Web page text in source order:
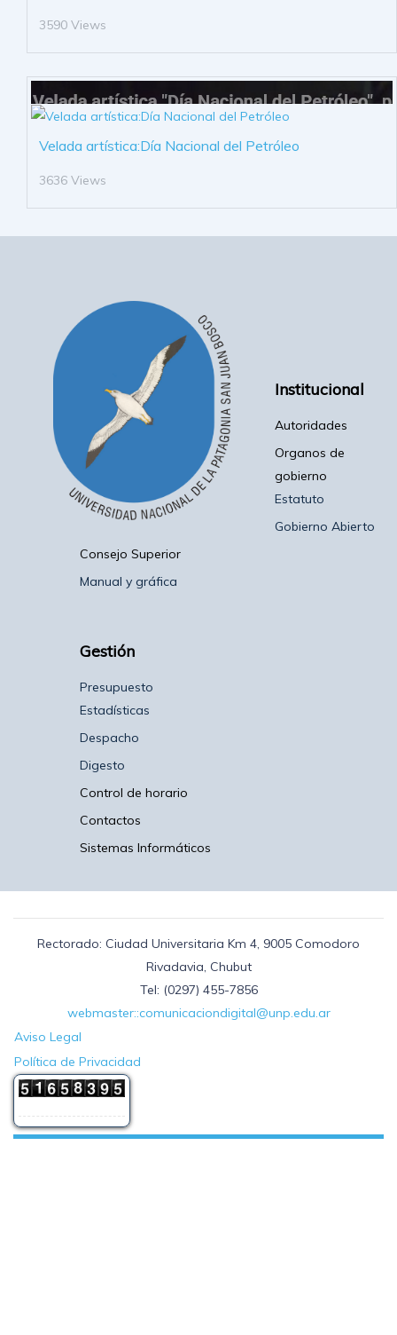
3590 Views
Velada artística:Día Nacional del Petróleo
3636 Views
Institucional
Autoridades
Organos de
gobierno
Estatuto
Gobierno Abierto
Consejo Superior
Manual y gráfica
Gestión
Presupuesto
Estadísticas
Despacho
Digesto
Control de horario
Contactos
Sistemas Informáticos
Rectorado: Ciudad Universitaria Km 4, 9005 Comodoro
Rivadavia, Chubut
Tel: (0297) 455-7856
webmaster::comunicaciondigital@unp.edu.ar
Aviso Legal
Política de Privacidad